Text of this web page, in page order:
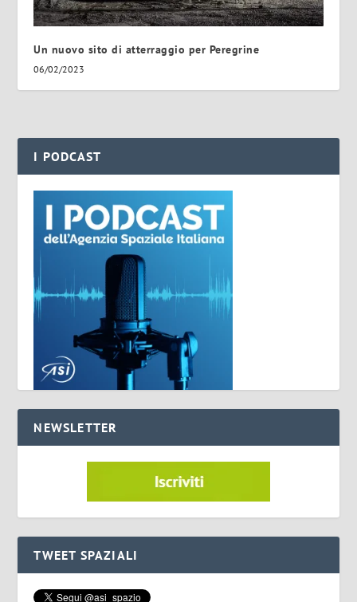
Un nuovo sito di atterraggio per Peregrine
06/02/2023
I PODCAST
NEWSLETTER
TWEET SPAZIALI